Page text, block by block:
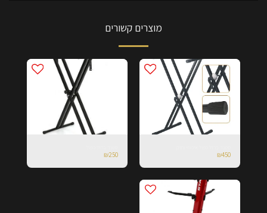
מוצרים קשורים
₪450
₪250